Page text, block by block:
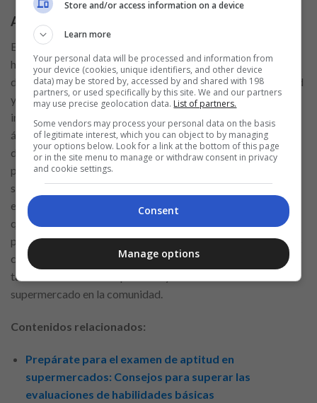
Auxiliar de limpieza:
El responsable de mantener en óptimas condiciones de
higiene y limpieza las instalaciones delsupermercado
desempeña un papel crucial en el aseguramiento de la calidad
y seguridad de los productos y servicios ofrecidos. Este
individuo no solo se encarga de la limpieza superficial de
áreas visibles, sino que también lleva a cabo tareas de
desinfección y saneamiento profundo para prevenir la
propagación de gérmenes y enfermedades. Además,
supervisa el cumplimiento de los protocolos de limpieza
establecidos por las autoridades sanitarias y se asegura de
que el personal a su cargo esté debidamente capacitado en
prácticas de higiene y seguridad alimentaria. Su labor no solo
contribuye al bienestar de los clientes y empleados, sino que
también fortalece la reputación y confianza del
supermercado en la comunidad.
Contenidos relacionados:
Prepárate para el examen de aptitud en
supermercados: Consejos para superar las
evaluaciones de habilidades básicas
Store and/or access information on a device
Learn more
Your personal data will be processed and information from
your device (cookies, unique identifiers, and other device
data) may be stored by, accessed by and shared with 198
partners, or used specifically by this site. We and our partners
may use precise geolocation data. List of partners.
Some vendors may process your personal data on the basis
of legitimate interest, which you can object to by managing
your options below. Look for a link at the bottom of this page
or in the site menu to manage or withdraw consent in privacy
and cookie settings.
Consent
Manage options